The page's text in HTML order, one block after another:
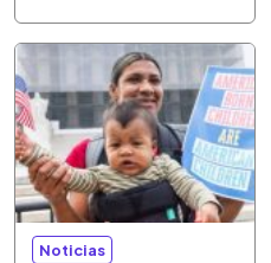
Noticias